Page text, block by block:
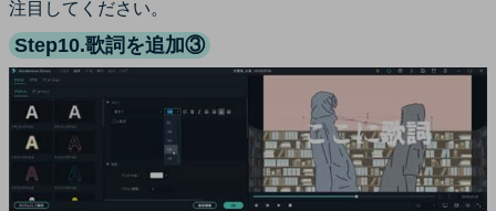
注目してください。
Step10.歌詞を追加③